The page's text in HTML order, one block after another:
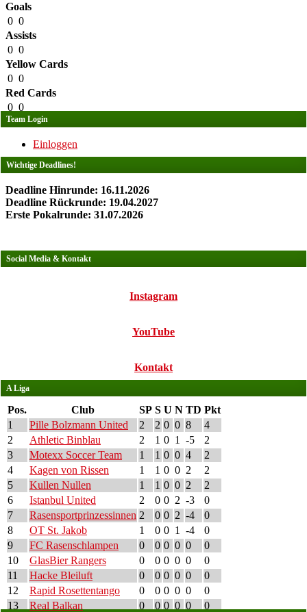
Goals
0 0
Assists
0 0
Yellow Cards
0 0
Red Cards
0 0
Team Login
Einloggen
Wichtige Deadlines!
Deadline Hinrunde: 16.11.2026
Deadline Rückrunde: 19.04.2027
Erste Pokalrunde: 31.07.2026
Social Media & Kontakt
Instagram
YouTube
Kontakt
A Liga
Pos. Club SP S U N TD Pkt
1
Pille Bolzmann United 2 2 0 0 8
4
2
Athletic Binblau 2 1 0 1 -5
2
3
Motexx Soccer Team 1 1 0 0 4
2
4
Kagen von Rissen 1 1 0 0 2
2
5
Kullen Nullen 1 1 0 0 2
2
6
Istanbul United 2 0 0 2 -3
0
7
Rasensportprinzessinnen 2 0 0 2 -4
0
8
OT St. Jakob 1 0 0 1 -4
0
9
FC Rasenschlampen 0 0 0 0 0
0
10
GlasBier Rangers 0 0 0 0 0
0
11
Hacke Bleiluft 0 0 0 0 0
0
12
Rapid Rosettentango 0 0 0 0 0
0
13
Real Balkan 0 0 0 0 0 0